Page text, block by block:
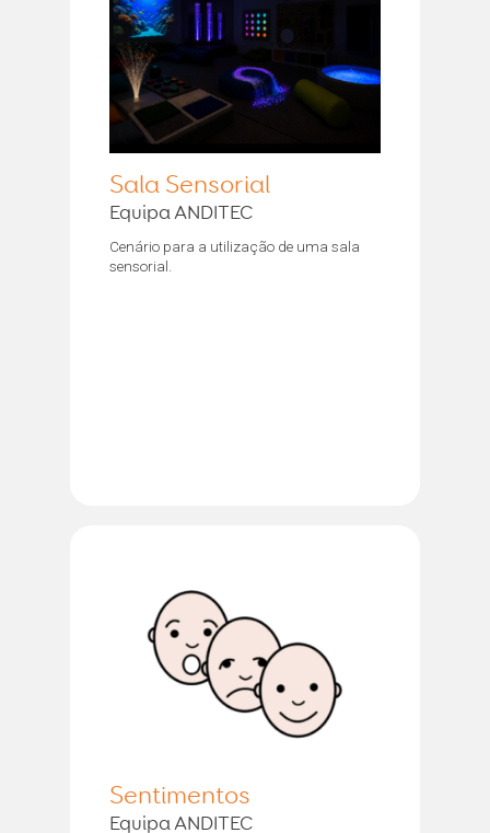
Sala Sensorial
Equipa ANDITEC
Cenário para a utilização de uma sala
sensorial.
Sentimentos
Equipa ANDITEC